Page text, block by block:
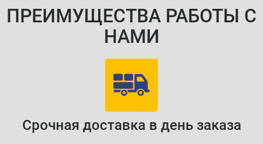
ПРЕИМУЩЕСТВА РАБОТЫ С
НАМИ
Срочная доставка в день заказа